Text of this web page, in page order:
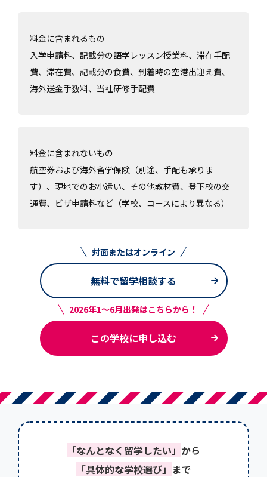
料金に含まれるもの
入学申請料、記載分の語学レッスン授業料、滞在手配
費、滞在費、記載分の食費、到着時の空港出迎え費、
海外送金手数料、当社研修手配費
料金に含まれないもの
航空券および海外留学保険（別途、手配も承りま
す）、現地でのお小遣い、その他教材費、登下校の交
通費、ビザ申請料など（学校、コースにより異なる）
対面またはオンライン
無料で留学相談する
2026年1～6月出発はこちらから！
この学校に申し込む
「なんとなく留学したい」 から
「具体的な学校選び」 まで